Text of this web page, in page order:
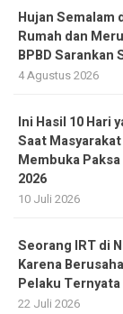
Hujan Semalam
Rumah dan
BPBD Sarankan
4 Agustus 2026
Ini Hasil 10 Hari
Saat
Membuka
2026
10 Juli 2026
Seorang IRT di
Karena
Pelaku Ternyata
22 Juli 2026